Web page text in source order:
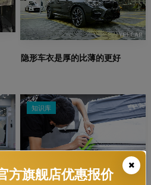
隐形车衣是厚的比薄的更好
知识库
方旗舰店优惠报价